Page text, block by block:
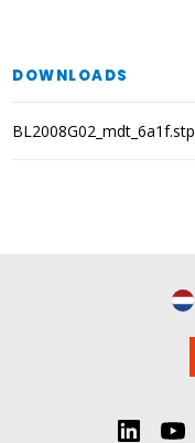
DOWNLOADS
BL2008G02_mdt_6a1f.stp